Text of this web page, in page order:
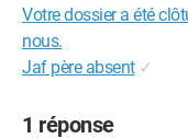
Votre dossier a été
nous.
Jaf père absent ✓
1 réponse